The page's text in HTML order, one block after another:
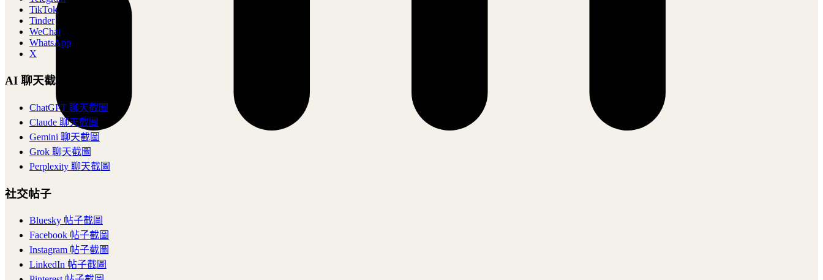
TikTok
Tinder
WeChat
WhatsApp
X
AI 聊天截圖
ChatGPT 聊天截圖
Claude 聊天截圖
Gemini 聊天截圖
Grok 聊天截圖
Perplexity 聊天截圖
社交帖子
Bluesky 帖子截圖
Facebook 帖子截圖
Instagram 帖子截圖
LinkedIn 帖子截圖